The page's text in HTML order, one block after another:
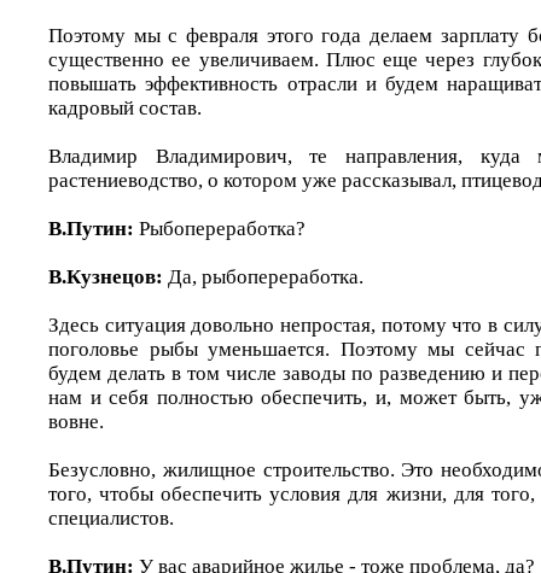
Поэтому мы с февраля этого года делаем зарплату
существенно ее увеличиваем. Плюс еще через
повышать эффективность отрасли и будем
кадровый состав.
Владимир Владимирович, те направления,
растениеводство, о котором уже рассказывал,
В.Путин: Рыбопереработка?
В.Кузнецов: Да, рыбопереработка.
Здесь ситуация довольно непростая, потому что в
поголовье рыбы уменьшается. Поэтому мы сейчас
будем делать в том числе заводы по разведению и
нам и себя полностью обеспечить, и, может быть,
вовне.
Безусловно, жилищное строительство. Это
того, чтобы обеспечить условия для жизни, для
специалистов.
В.Путин: У вас аварийное жилье - тоже проблема, да?